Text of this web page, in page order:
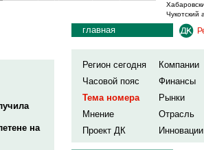
Чукотский
на
главная
Регион сегодня
Компании
Часовой пояс
Финансы
Тема номера
Рынки
Мнение
Отрасль
Проект ДК
Инновации